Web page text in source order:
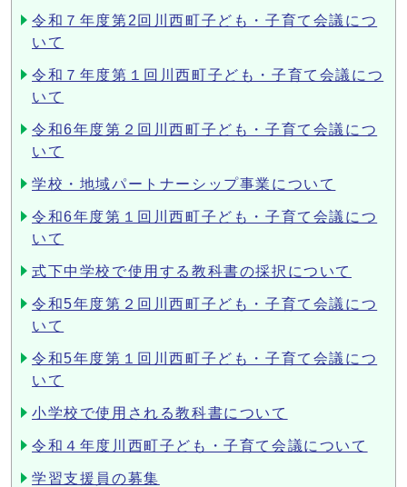
令和７年度第2回川西町子ども・子育て会議につ
いて
令和７年度第１回川西町子ども・子育て会議につ
いて
令和6年度第２回川西町子ども・子育て会議につ
いて
学校・地域パートナーシップ事業について
令和6年度第１回川西町子ども・子育て会議につ
いて
式下中学校で使用する教科書の採択について
令和5年度第２回川西町子ども・子育て会議につ
いて
令和5年度第１回川西町子ども・子育て会議につ
いて
小学校で使用される教科書について
令和４年度川西町子ども・子育て会議について
学習支援員の募集